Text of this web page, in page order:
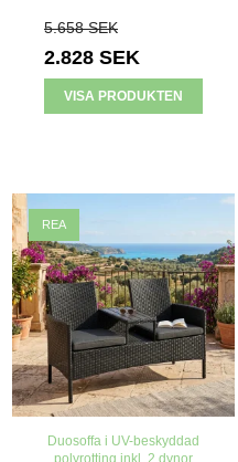
5.658 SEK
2.828 SEK
VISA PRODUKTEN
REA
Duosoffa i UV-beskyddad
polyrotting inkl. 2 dynor